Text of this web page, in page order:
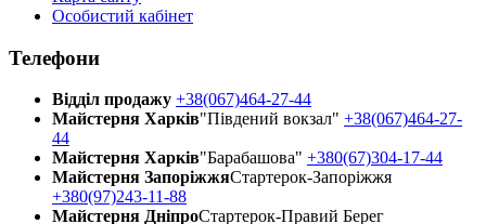
Особистий кабінет
Телефони
Відділ продажу +38(067)464-27-44
Майстерня Харків"Південий вокзал" +38(067)464-27-
44
Майстерня Харків"Барабашова" +380(67)304-17-44
Майстерня ЗапоріжжяСтартерок-Запоріжжя
+380(97)243-11-88
Майстерня ДнiпроСтартерок-Правий Берег